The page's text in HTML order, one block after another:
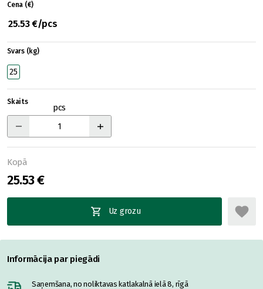
Cena (€)
25.53 €/pcs
Svars (kg)
25
Skaits
pcs
Kopā
25.53 €
Uz grozu
Informācija par piegādi
Saņemšana, no noliktavas katlakalnā ielā 8, rīgā